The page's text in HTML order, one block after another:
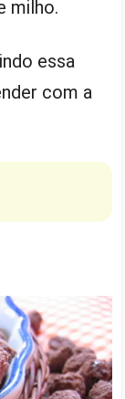
milho.
essa
com a